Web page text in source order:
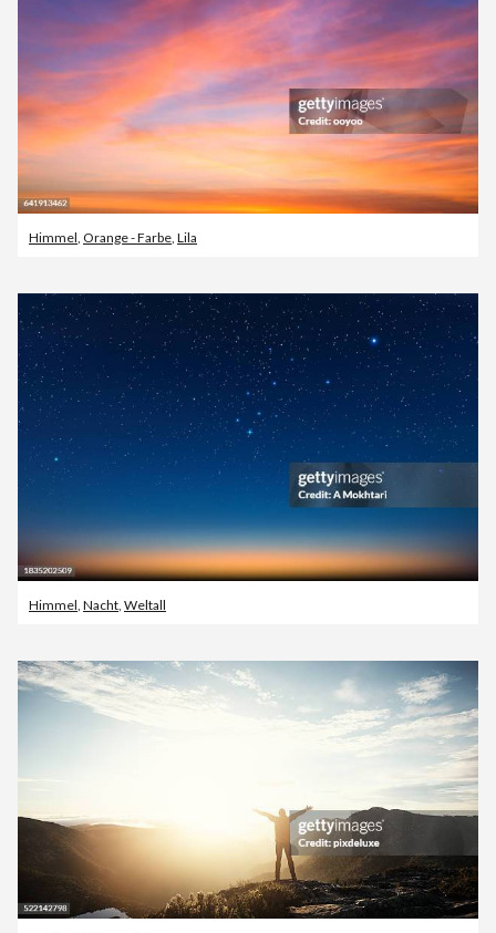
Himmel Orange - Farbe Lila
Himmel, Nacht, Weltall